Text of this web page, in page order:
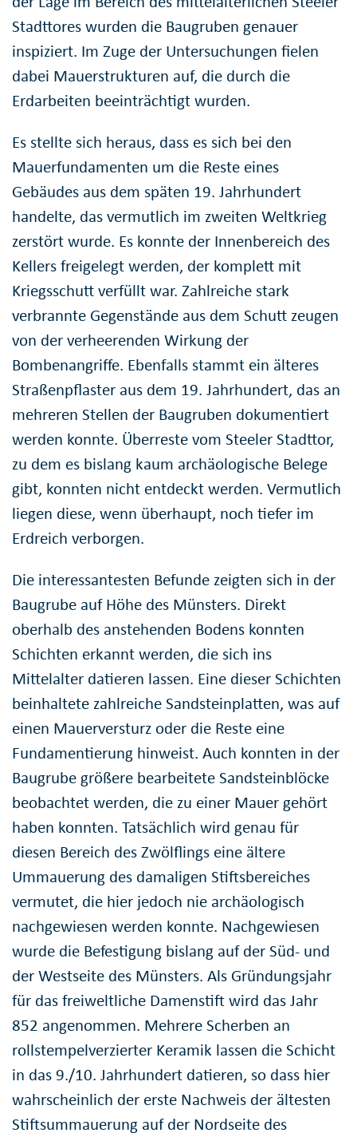
Stadttores wurden die Baugruben genauer
inspiziert. Im Zuge der Untersuchungen fielen
dabei Mauerstrukturen auf, die durch die
Erdarbeiten beeinträchtigt wurden.
Es stellte sich heraus, dass es sich bei den
Mauerfundamenten um die Reste eines
Gebäudes aus dem späten 19. Jahrhundert
handelte, das vermutlich im zweiten Weltkrieg
zerstört wurde. Es konnte der Innenbereich des
Kellers freigelegt werden, der komplett mit
Kriegsschutt verfüllt war. Zahlreiche stark
verbrannte Gegenstände aus dem Schutt zeugen
von der verheerenden Wirkung der
Bombenangriffe. Ebenfalls stammt ein älteres
Straßenpflaster aus dem 19. Jahrhundert, das an
mehreren Stellen der Baugruben dokumentiert
werden konnte. Überreste vom Steeler Stadttor,
zu dem es bislang kaum archäologische Belege
gibt, konnten nicht entdeckt werden. Vermutlich
liegen diese, wenn überhaupt, noch tiefer im
Erdreich verborgen.
Die interessantesten Befunde zeigten sich in der
Baugrube auf Höhe des Münsters. Direkt
oberhalb des anstehenden Bodens konnten
Schichten erkannt werden, die sich ins
Mittelalter datieren lassen. Eine dieser Schichten
beinhaltete zahlreiche Sandsteinplatten, was auf
einen Mauerversturz oder die Reste eine
Fundamentierung hinweist. Auch konnten in der
Baugrube größere bearbeitete Sandsteinblöcke
beobachtet werden, die zu einer Mauer gehört
haben konnten. Tatsächlich wird genau für
diesen Bereich des Zwölflings eine ältere
Ummauerung des damaligen Stiftsbereiches
vermutet, die hier jedoch nie archäologisch
nachgewiesen werden konnte. Nachgewiesen
wurde die Befestigung bislang auf der Süd- und
der Westseite des Münsters. Als Gründungsjahr
für das freiweltliche Damenstift wird das Jahr
852 angenommen. Mehrere Scherben an
rollstempelverzierter Keramik lassen die Schicht
in das 9./10. Jahrhundert datieren, so dass hier
wahrscheinlich der erste Nachweis der ältesten
Stiftsummauerung auf der Nordseite des